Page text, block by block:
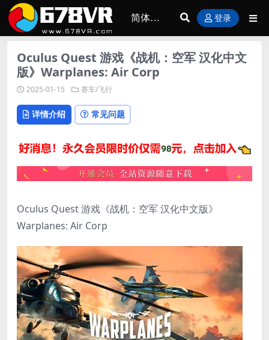
登录
Oculus Quest 游戏《战机：空军 汉化中文
版》Warplanes: Air Corp
2025-01-15 赛车/飞行
详情介绍 常见问题
Oculus Quest 游戏《战机：空军 汉化中文版》
Warplanes: Air Corp